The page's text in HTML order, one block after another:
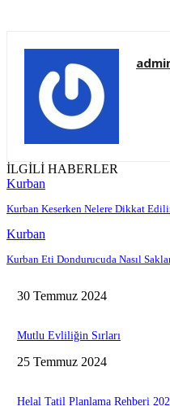
İLGİLİ HABERLER
Kurban
Kurban Keserken Nelere Dikkat
Kurban
Kurban Eti Dondurucuda Nasıl
30 Temmuz 2024
Mutlu Evliliğin Sırları
25 Temmuz 2024
Helal Tatil Planlama Rehberi